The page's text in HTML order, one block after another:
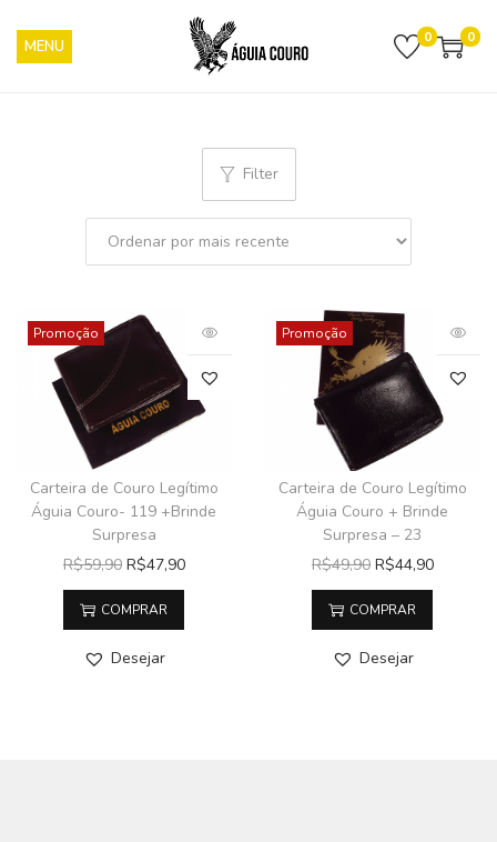
0 0
Filter
Promoção
Carteira de Couro Legítimo
Águia Couro- 119 +Brinde
Surpresa
R$59,90 R$47,90
COMPRAR
Desejar
Promoção
Carteira de Couro Legítimo
Águia Couro + Brinde
Surpresa – 23
R$49,90 R$44,90
COMPRAR
Desejar